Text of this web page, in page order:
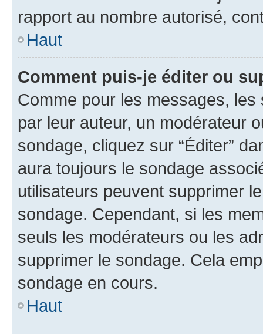
rapport au nombre autorisé,
Haut
Comment puis-je éditer ou
Comme pour les messages,
par leur auteur, un modérateur
sondage, cliquez sur “Éditer”
aura toujours le sondage
utilisateurs peuvent supprimer
sondage. Cependant, si les
seuls les modérateurs ou les
supprimer le sondage. Cela
sondage en cours.
Haut